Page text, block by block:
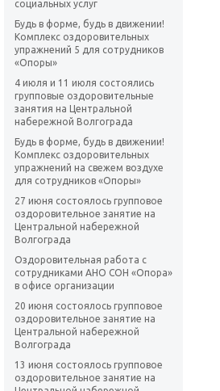
социальных услуг
Будь в форме, будь в движении!
Комплекс оздоровительных
упражнений 5 для сотрудников
«Опоры»
4 июля и 11 июля состоялись
групповые оздоровительные
занятия на Центральной
набережной Волгограда
Будь в форме, будь в движении!
Комплекс оздоровительных
упражнений на свежем воздухе
для сотрудников «Опоры»
27 июня состоялось групповое
оздоровительное занятие на
Центральной набережной
Волгограда
Оздоровительная работа с
сотрудниками АНО СОН «Опора»
в офисе организации
20 июня состоялось групповое
оздоровительное занятие на
Центральной набережной
Волгограда
13 июня состоялось групповое
оздоровительное занятие на